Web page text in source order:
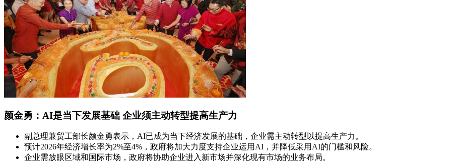
颜金勇：AI是当下发展基础 企业须主动转型提高生产力
副总理兼贸工部长颜金勇表示，AI已成为当下经济发展的基础，企业需主动转型以提高生产力。
预计2026年经济增长率为2%至4%，政府将加大力度支持企业运用AI，并降低采用AI的门槛和风险。
企业需放眼区域和国际市场，政府将协助企业进入新市场并深化现有市场的业务布局。